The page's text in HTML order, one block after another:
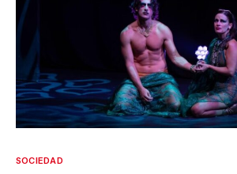
SOCIEDAD